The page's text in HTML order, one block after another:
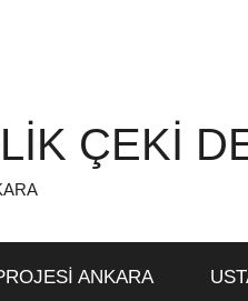
ÇEKİ
ANKARA